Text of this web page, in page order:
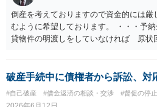
倒産を考えておりますので資金的には厳
むように希望しております。 ・・・予
貸物件の明渡しをしていなければ 原状
は必要でしょう。
破産手続中に債権者から訴訟、対
#自己破産 #借金返済の相談・交渉 #督促の停止